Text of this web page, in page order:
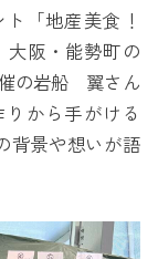
「地産美食！
大阪・能勢町の
催の岩船 翼さん
から手がける
背景や想いが語